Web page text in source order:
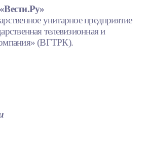
унитарное предприятие
телевизионная и
(ВГТРК).